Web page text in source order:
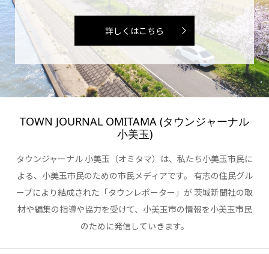
詳しくはこちら
TOWN JOURNAL OMITAMA (タウンジャーナル
小美玉)
タウンジャーナル 小美玉（オミタマ）は、私たち小美玉市民に
よる、小美玉市民のための市民メディアです。 有志の住民グル
ープにより結成された「タウンレポーター」が 茨城新聞社の取
材や編集の指導や協力を受けて、小美玉市の情報を小美玉市民
のために発信していきます。